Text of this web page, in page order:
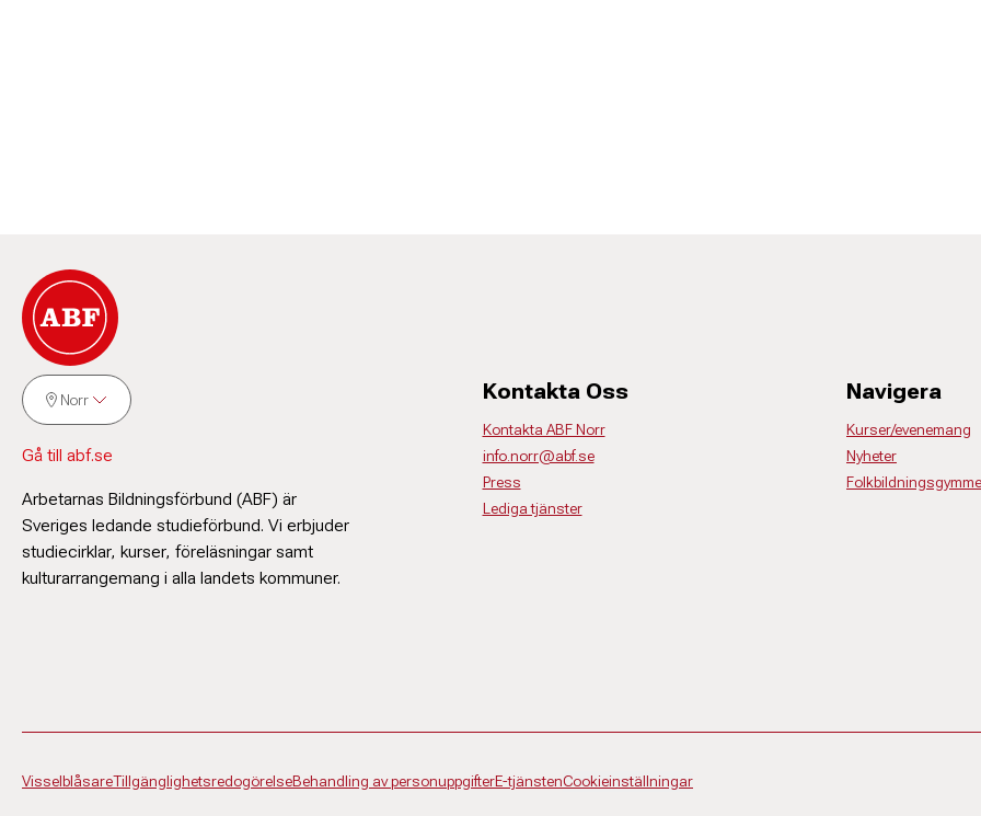
Norr
Gå till abf.se
Arbetarnas Bildningsförbund (ABF) är
Sveriges ledande studieförbund. Vi erbjuder
studiecirklar, kurser, föreläsningar samt
kulturarrangemang i alla landets kommuner.
Kontakta Oss
Kontakta ABF Norr
info.norr@abf.se
Press
Lediga tjänster
Navigera
Kurser/evenemang
Nyheter
VisselblåsareTillgänglighetsredogörelseBehandling av personuppgifterE-tjänstenCookieinställningar